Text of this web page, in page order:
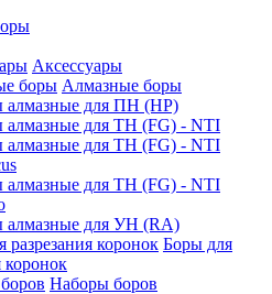
Аксессуары
Алмазные боры
алмазные для ПН (HP)
алмазные для ТН (FG) - NTI
алмазные для ТН (FG) - NTI
алмазные для ТН (FG) - NTI
алмазные для УН (RA)
Боры для
коронок
Наборы боров